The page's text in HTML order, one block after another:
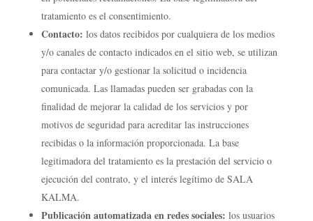
tratamiento es el consentimiento.
Contacto: los datos recibidos por cualquiera de los medios
y/o canales de contacto indicados en el sitio web, se utilizan
para contactar y/o gestionar la solicitud o incidencia
comunicada. Las llamadas pueden ser grabadas con la
finalidad de mejorar la calidad de los servicios y por
motivos de seguridad para acreditar las instrucciones
recibidas o la información proporcionada. La base
legitimadora del tratamiento es la prestación del servicio o
ejecución del contrato, y el interés legítimo de SALA
KALMA.
Publicación automatizada en redes sociales: los usuarios